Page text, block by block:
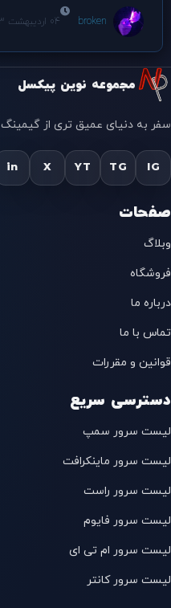
broken 04 اردیبهشت 1403
مجموعه نوین پیکسل
سفر به دنیای عمیق تری از گیمینگ
IG
TG
YT
X
in
صفحات
وبلاگ
فروشگاه
درباره ما
تماس با ما
قوانین و مقررات
دسترسی سریع
لیست سرور سمپ
لیست سرور ماینکرافت
لیست سرور راست
لیست سرور فایوم
لیست سرور ام تی ای
لیست سرور کانتر